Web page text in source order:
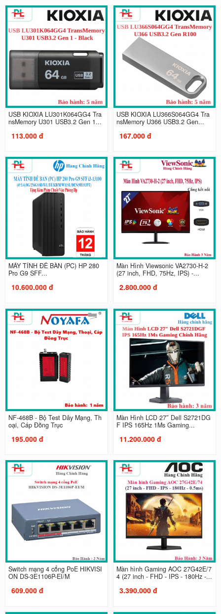
USB KIOXIA LU301K064GG4 Tra
nsMemory U301 USB3.2 Gen 1...
113.000 đ
USB KIOXIA LU366S064GG4 Tra
nsMemory U366 USB3.2 Gen...
167.000 đ
MÁY TÍNH ĐỂ BÀN (PC) HP 280
Pro G9 SFF...
10.600.000 đ
Màn Hình Viewsonic VA2730-H-2
(27 inch, FHD, 75Hz, IPS) -...
2.800.000 đ
NF-468B - Bộ Test Dây Mạng, Th
oại, Cáp Đồng Trục
195.000 đ
Màn Hình LCD 27″ Dell S2721DG
F IPS 165Hz 1Ms Gaming...
11.200.000 đ
Switch mạng 4 cổng PoE HIKVISI
ON DS-3E1106P-EI/M
609.000 đ
Màn hình Gaming AOC 27G42E/7
4 (27 inch - FHD - IPS - 180Hz -...
3.390.000 đ